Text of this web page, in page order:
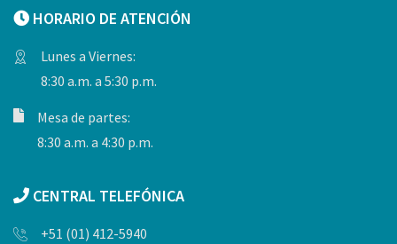
HORARIO DE ATENCIÓN
Lunes a Viernes:
8:30 a.m. a 5:30 p.m.
Mesa de partes:
8:30 a.m. a 4:30 p.m.
CENTRAL TELEFÓNICA
+51 (01) 412-5940